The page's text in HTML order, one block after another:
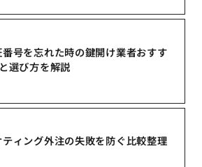
号を忘れた時の鍵開け業者おすす
選び方を解説
ィング外注の失敗を防ぐ比較整理